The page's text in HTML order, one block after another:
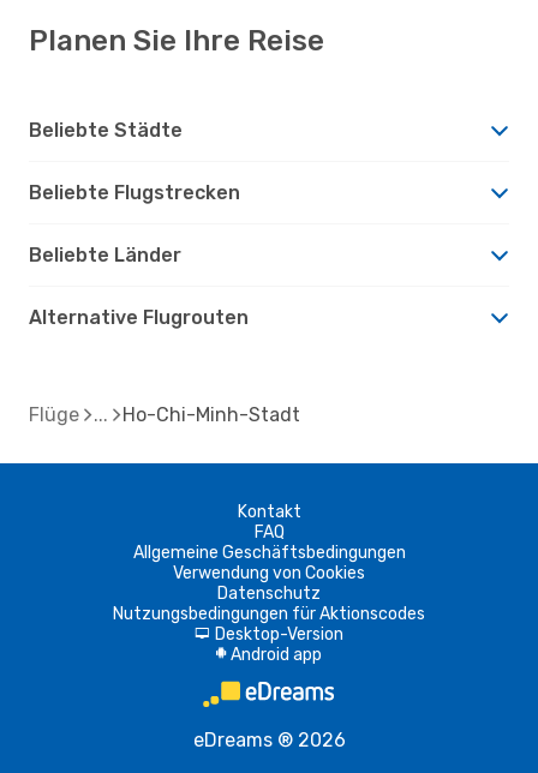
Planen Sie Ihre Reise
Beliebte Städte
Beliebte Flugstrecken
Beliebte Länder
Alternative Flugrouten
Flüge Ho-Chi-Minh-Stadt
Kontakt
FAQ
Allgemeine Geschäftsbedingungen
Verwendung von Cookies
Datenschutz
Nutzungsbedingungen für Aktionscodes
d Desktop-Version
A Android app
eDreams ® 2026